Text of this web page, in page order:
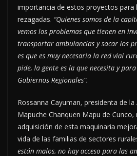
importancia de estos proyectos para
rezagadas. “Quienes somos de la
vemos los problemas que tienen en
transportar ambulancias y sacar los
es que es muy necesaria la red vial
pide, la gente es la que necesita y
Gobiernos Regionales”.
Rossanna Cayuman, presidenta de la
Mapuche Chanquen Mapu de
adquisición de esta maquinaria
vida de las familias de sectores
están malos, no hay acceso para las